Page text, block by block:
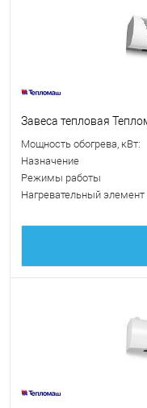
Завеса тепловая
Мощность обогрева, кВт:
Назначение
Режимы работы
Нагревательный элемент